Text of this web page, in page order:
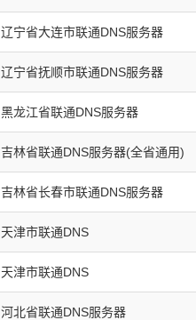
辽宁省大连市联通DNS服务器
辽宁省抚顺市联通DNS服务器
黑龙江省联通DNS服务器
吉林省联通DNS服务器(全省通用)
吉林省长春市联通DNS服务器
天津市联通DNS
天津市联通DNS
河北省联通DNS服务器